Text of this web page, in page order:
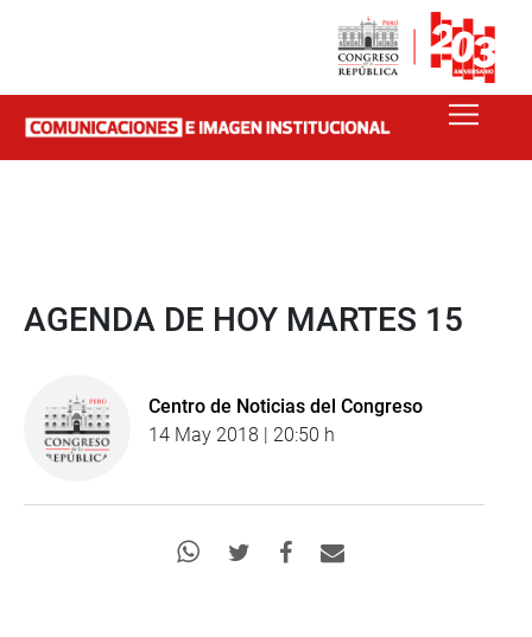
AGENDA DE HOY MARTES 15
Centro de Noticias del Congreso
14 May 2018 | 20:50 h